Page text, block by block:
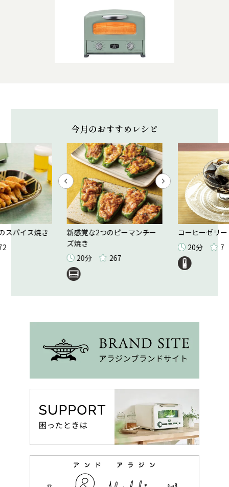
今月のおすすめレシピ
スパイス焼き
新感覚な2つのピーマンチー
ズ焼き
20分
267
コーヒーゼリー
20分
7